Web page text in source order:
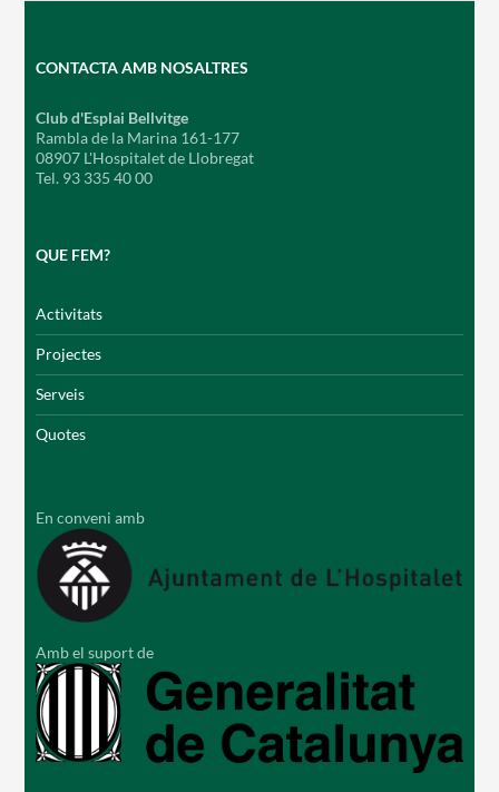
CONTACTA AMB NOSALTRES
Club d'Esplai Bellvitge
Rambla de la Marina 161-177
08907 L'Hospitalet de Llobregat
Tel. 93 335 40 00
QUE FEM?
Activitats
Projectes
Serveis
Quotes
En conveni amb
Amb el suport de